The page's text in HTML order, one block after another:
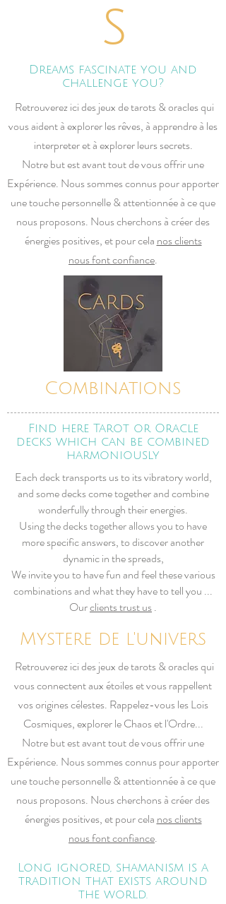
s
Dreams fascinate you and
challenge you?
Retrouverez ici des jeux de tarots & oracles qui
vous aident à explorer les rêves, à apprendre à les
interpreter et à explorer leurs secrets.
Notre but est avant tout de vous offrir une
Expérience. Nous sommes connus pour apporter
une touche personnelle & attentionnée à ce que
nous proposons. Nous cherchons à créer des
énergies positives, et pour cela nos clients
nous font confiance.
Combinations
Find here Tarot or Oracle
decks which can be combined
harmoniously
Each deck transports us to its vibratory world,
and some decks come together and combine
wonderfully through their energies.
Using the decks together allows you to have
more specific answers, to discover another
dynamic in the spreads,
We invite you to have fun and feel these various
combinations and what they have to tell you ...
Ourclients trust us.
Mystere de l'univers
Retrouverez ici des jeux de tarots & oracles qui
vous connectent aux étoiles et vous rappellent
vos origines célestes. Rappelez-vous les Lois
Cosmiques, explorer le Chaos et l'Ordre...
Notre but est avant tout de vous offrir une
Expérience. Nous sommes connus pour apporter
une touche personnelle & attentionnée à ce que
nous proposons. Nous cherchons à créer des
énergies positives, et pour cela nos clients
nous font confiance.
Long ignored, shamanism is a
tradition that exists around
the world.